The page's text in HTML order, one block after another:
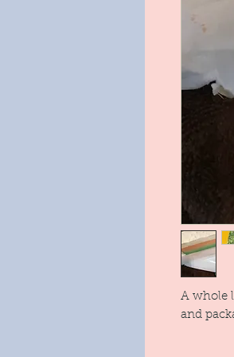
A whole
and